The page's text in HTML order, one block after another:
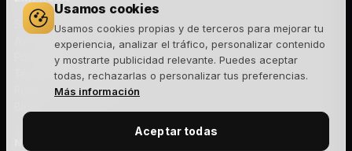
Usamos cookies
Usamos cookies propias y de terceros para mejorar tu
experiencia, analizar el tráfico, personalizar contenido
y mostrarte publicidad relevante. Puedes aceptar
todas, rechazarlas o personalizar tus preferencias.
Más información
Aceptar todas
Sobre nosotros
Aviso legal
Política de privacidad
Términos y condiciones
Política de cookies
NEWSLETTER